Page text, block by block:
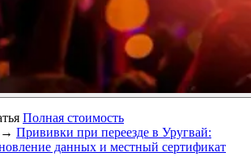
Полная стоимость
→ Прививки при переезде в Уругвай:
данных и местный сертификат